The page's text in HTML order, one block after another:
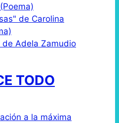
de Carolina
Adela Zamudio
TODO
a la máxima